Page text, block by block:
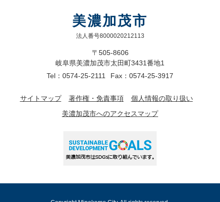
美濃加茂市
法人番号8000020212113
〒505-8606
岐阜県美濃加茂市太田町3431番地1
Tel：0574-25-2111
Fax：0574-25-3917
サイトマップ 著作権・免責事項
個人情報の取り扱い
美濃加茂市へのアクセスマップ